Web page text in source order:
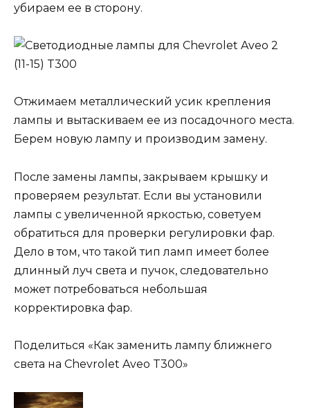
убираем ее в сторону.
Отжимаем металлический усик крепления
лампы и вытаскиваем ее из посадочного места.
Берем новую лампу и производим замену.
После замены лампы, закрываем крышку и
проверяем результат. Если вы установили
лампы с увеличенной яркостью, советуем
обратиться для проверки регулировки фар.
Дело в том, что такой тип ламп имеет более
длинный луч света и пучок, следовательно
может потребоваться небольшая
корректировка фар.
Поделиться «Как заменить лампу ближнего
света на Chevrolet Aveo T300»